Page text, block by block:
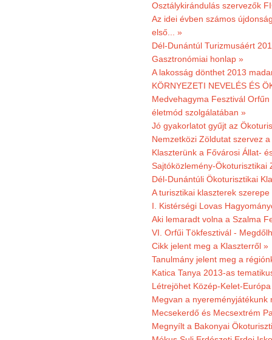
Osztálykirándulás szervezők
Az idei évben számos
első... »
Dél-Dunántúl Turizmusáért
Gasztronómiai honlap »
A lakosság dönthet 2013
KÖRNYEZETI NEVELÉS ÉS
Medvehagyma Fesztivál
életmód szolgálatában »
Jó gyakorlatot gyűjt az
Nemzetközi Zöldutat szervez
Klaszterünk a Fővárosi Állat-
Sajtóközlemény-Ökoturisztikai
Dél-Dunántúli Ökoturisztikai
A turisztikai klaszterek
I. Kistérségi Lovas
Aki lemaradt volna a Szalma
VI. Orfűi Tökfesztivál -
Cikk jelent meg a Klaszterről »
Tanulmány jelent meg a
Katica Tanya 2013-as
Létrejöhet Közép-Kelet-
Megvan a nyereményjátékunk
Mecsekerdő és Mecsextrém
Megnyílt a Bakonyai